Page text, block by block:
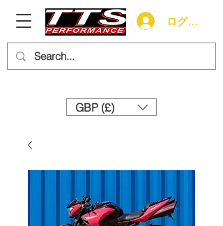
ログイン
GBP (£)